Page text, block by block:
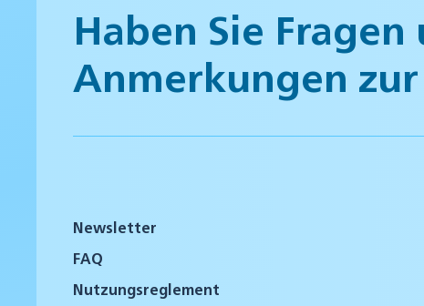
Haben Sie Fragen
Anmerkungen
Newsletter
FAQ
Nutzungsreglement